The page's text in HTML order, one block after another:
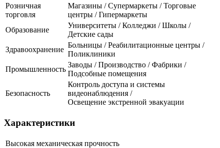
Розничная
торговля
Магазины / Супермаркеты / Торговые
центры / Гипермаркеты
Образование
Университеты / Колледжи / Школы /
Детские сады
Здравоохранение
Больницы / Реабилитационные центры /
Поликлиники
Промышленность
Заводы / Производство / Фабрики /
Подсобные помещения
Безопасность
Контроль доступа и системы
видеонаблюдения /
Освещение экстренной эвакуации
Характеристики
Высокая механическая прочность